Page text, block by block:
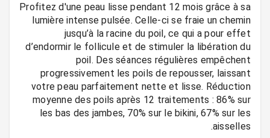
Profitez d'une peau lisse pendant 12 mois grâce à sa
lumière intense pulsée. Celle-ci se fraie un chemin
jusqu’à la racine du poil, ce qui a pour effet
d’endormir le follicule et de stimuler la libération du
poil. Des séances régulières empêchent
progressivement les poils de repousser, laissant
votre peau parfaitement nette et lisse. Réduction
moyenne des poils après 12 traitements : 86% sur
les bas des jambes, 70% sur le bikini, 67% sur les